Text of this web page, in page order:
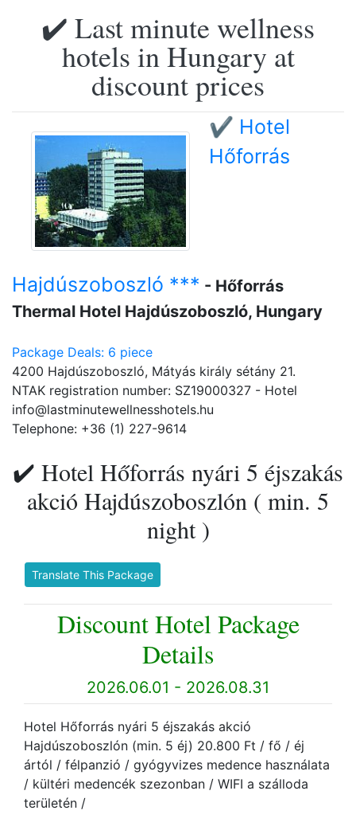
✔️ Last minute wellness
hotels in Hungary at
discount prices
✔️ Hotel
Hőforrás
Hajdúszoboszló *** - Hőforrás
Thermal Hotel Hajdúszoboszló, Hungary
Package Deals: 6 piece
4200 Hajdúszoboszló, Mátyás király sétány 21.
NTAK registration number: SZ19000327 - Hotel
info@lastminutewellnesshotels.hu
Telephone: +36 (1) 227-9614
✔️ Hotel Hőforrás nyári 5 éjszakás
akció Hajdúszoboszlón ( min. 5
night )
Translate This Package
Discount Hotel Package
Details
2026.06.01 - 2026.08.31
Hotel Hőforrás nyári 5 éjszakás akció
Hajdúszoboszlón (min. 5 éj) 20.800 Ft / fő / éj
ártól / félpanzió / gyógyvizes medence használata
/ kültéri medencék szezonban / WIFI a szálloda
területén /